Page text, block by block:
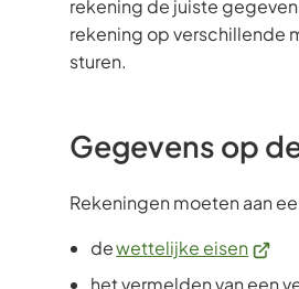
rekening de juiste
rekening op verschillende
sturen.
Gegevens op
Rekeningen moeten aan
dewettelijke eisen
het vermelden van een